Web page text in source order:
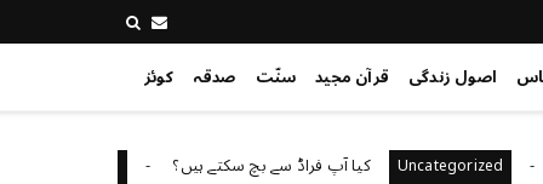
اصول زندگی قرآن مجید سنّت صدقہ کوئز
Uncategorized کیا آپ فراڈ سے بچ سکتے ہیں؟ Uncategorized